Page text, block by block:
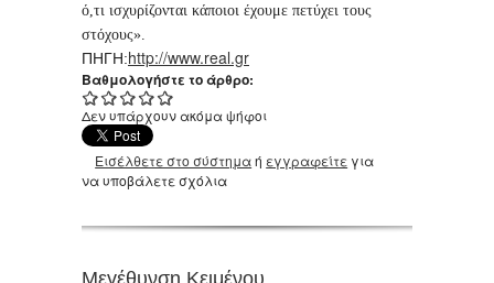
ό,τι ισχυρίζονται κάποιοι έχουμε πετύχει τους
στόχους».
ΠΗΓΗ:http://www.real.gr
Βαθμολογήστε το άρθρο:
Δεν υπάρχουν ακόμα ψήφοι
Εισέλθετε στο σύστημαή εγγραφείτε για
να υποβάλετε σχόλια
Μεγέθυνση Κειμένου